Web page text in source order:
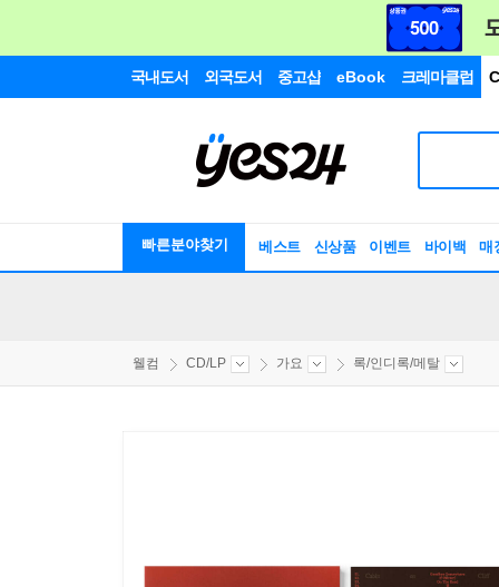
국내도서 외국도서 중고샵 eBook 크레마클럽
빠른분야찾기 베스트 신상품 이벤트 바이백 매
웰컴 CD/LP 가요 록/인디록/메탈